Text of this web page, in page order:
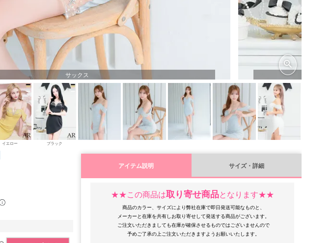
サックス
イエロー ブラック
アイテム説明 サイズ・詳細
★★この商品は取り寄せ商品となります★★
商品のカラー、サイズにより弊社在庫で即日発送可能なものと、
メーカーと在庫を共有しお取り寄せして発送する商品がございます。
ご注文いただきましても在庫が確保させるものではございませんので